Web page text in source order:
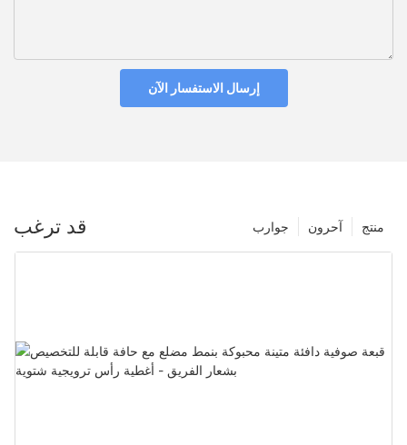
إرسال الاستفسار الآن
قد ترغب منتج آحرون جوارب